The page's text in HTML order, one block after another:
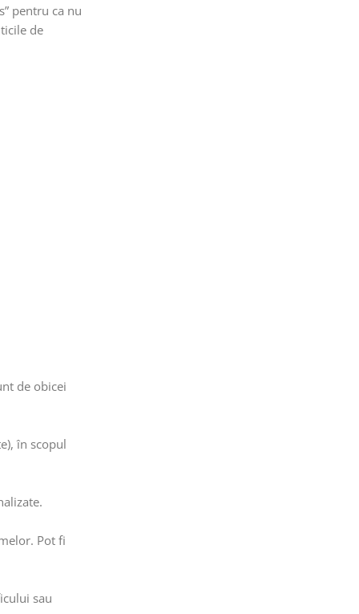
pentru ca nu
de
de obicei
în scopul
Pot fi
sau